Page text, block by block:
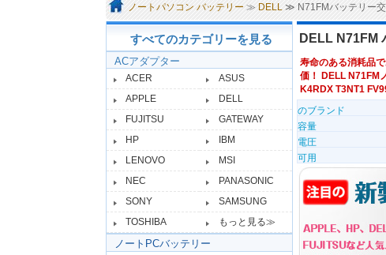
ノートパソコン バッテリー ≫ DELL ≫ N71FMバッテリー
すべてのカテゴリーを見る
ACアダプター
ACER
ASUS
APPLE
DELL
FUJITSU
GATEWAY
HP
IBM
LENOVO
MSI
NEC
PANASONIC
SONY
SAMSUNG
TOSHIBA
もっと見る≫
ノートPCバッテリー
DELL N71FM
寿命のある消耗品
価！ DELL N71FM
K4RDX T3NT1
のブランド
容量
電圧
可用